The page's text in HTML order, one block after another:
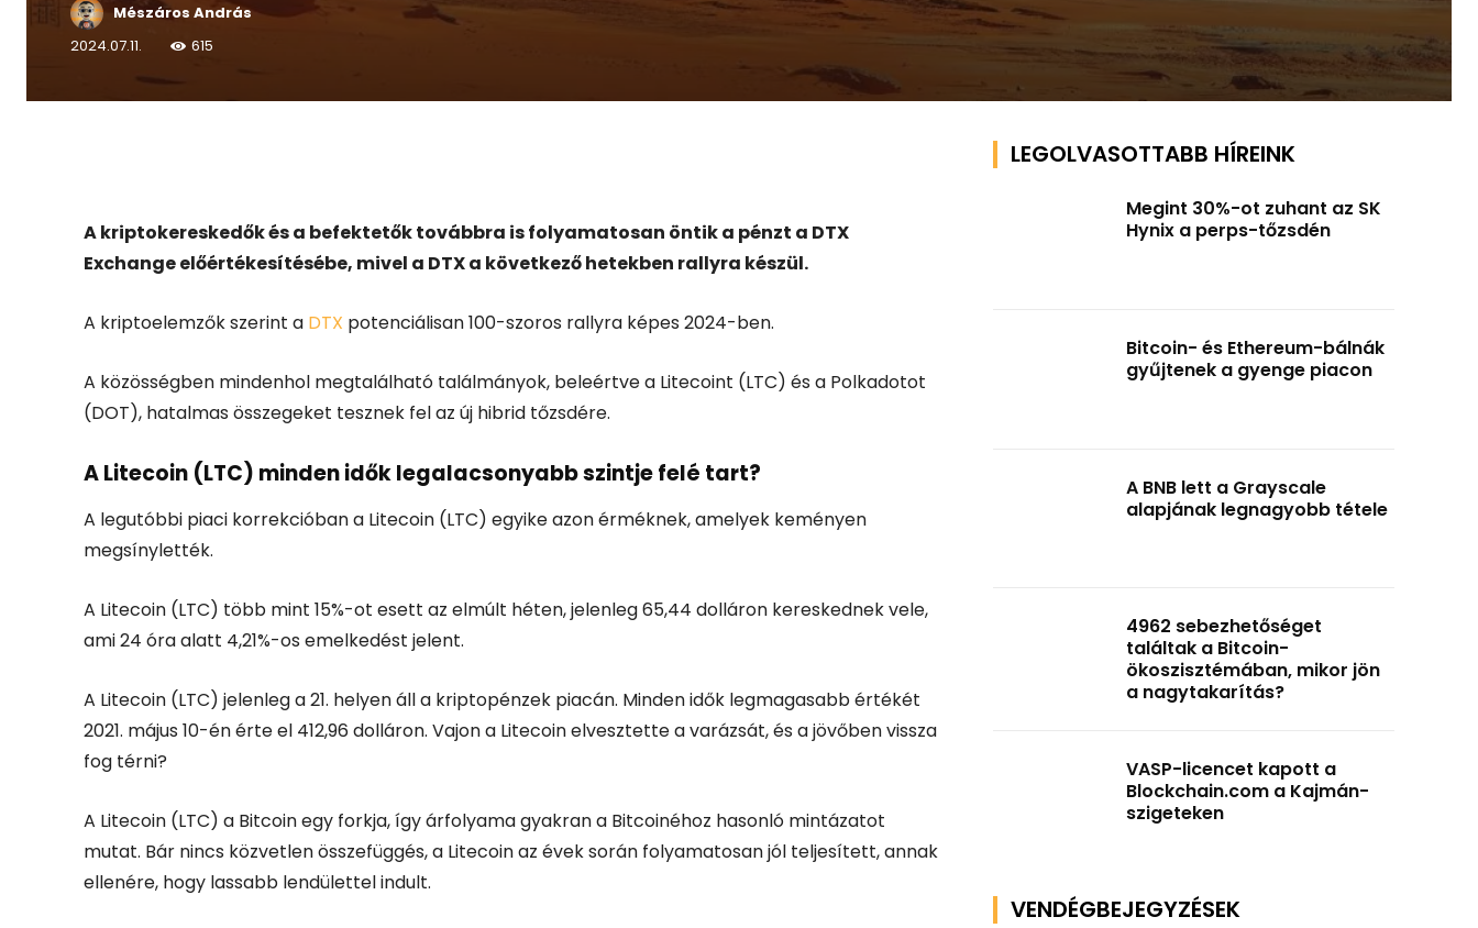
Mészáros András
2024.07.11.
615
A kriptokereskedők és a befektetők továbbra is folyamatosan öntik a pénzt a DTX
Exchange előértékesítésébe, mivel a DTX a következő hetekben rallyra készül.
A kriptoelemzők szerint a DTX potenciálisan 100-szoros rallyra képes 2024-ben.
A közösségben mindenhol megtalálható találmányok, beleértve a Litecoint (LTC) és a Polkadotot
(DOT), hatalmas összegeket tesznek fel az új hibrid tőzsdére.
A Litecoin (LTC) minden idők legalacsonyabb szintje felé tart?
A legutóbbi piaci korrekcióban a Litecoin (LTC) egyike azon érméknek, amelyek keményen
megsínylették.
A Litecoin (LTC) több mint 15%-ot esett az elmúlt héten, jelenleg 65,44 dolláron kereskednek vele,
ami 24 óra alatt 4,21%-os emelkedést jelent.
A Litecoin (LTC) jelenleg a 21. helyen áll a kriptopénzek piacán. Minden idők legmagasabb értékét
2021. május 10-én érte el 412,96 dolláron. Vajon a Litecoin elvesztette a varázsát, és a jövőben vissza
fog térni?
A Litecoin (LTC) a Bitcoin egy forkja, így árfolyama gyakran a Bitcoinéhoz hasonló mintázatot
mutat. Bár nincs közvetlen összefüggés, a Litecoin az évek során folyamatosan jól teljesített, annak
ellenére, hogy lassabb lendülettel indult.
LEGOLVASOTTABB HÍREINK
Megint 30%-ot zuhant az SK
Hynix a perps-tőzsdén
Bitcoin- és Ethereum-bálnák
gyűjtenek a gyenge piacon
A BNB lett a Grayscale
alapjának legnagyobb tétele
4962 sebezhetőséget
találtak a Bitcoin-
ökoszisztémában, mikor jön
a nagytakarítás?
VASP-licencet kapott a
Blockchain.com a Kajmán-
szigeteken
VENDÉGBEJEGYZÉSEK